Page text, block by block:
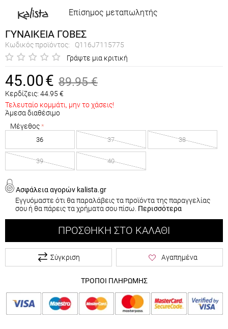
Επίσημος μεταπωλητής
ΓΥΝΑΙΚΕΙΑ ΓΟΒΕΣ
Κωδικός προϊόντος:
Q116J7115775
Γράψτε μια κριτική
45.00€ 89.95 €
Κερδίζεις: 44.95 €
Τελευταίο κομμάτι, μην το χάσεις!
Άμεσα διαθέσιμο
Μέγεθος
36 37 38
39 40
Ασφάλεια αγορών kalista.gr
Εγγυόμαστε ότι θα παραλάβεις τα προϊόντα της παραγγελίας
σου ή θα πάρεις τα χρήματα σου πίσω. Περισσότερα
ΠΡΟΣΘΉΚΗ ΣΤΟ ΚΑΛΆΘΙ
Σύγκριση Αγαπημένα
ΤΡΟΠΟΙ ΠΛΗΡΩΜΗΣ